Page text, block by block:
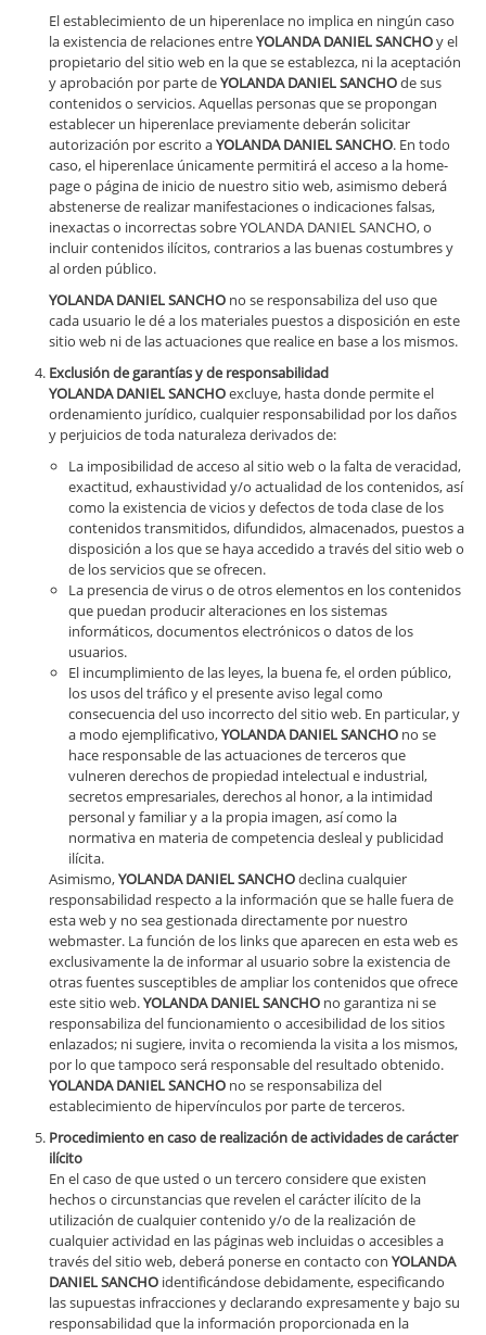
El establecimiento de un hiperenlace no implica en ningún caso
la existencia de relaciones entreYOLANDA DANIEL SANCHOy el
propietario del sitio web en la que se establezca, ni la aceptación
y aprobación por parte deYOLANDA DANIEL SANCHOde sus
contenidos o servicios. Aquellas personas que se propongan
establecer un hiperenlace previamente deberán solicitar
autorización por escrito aYOLANDA DANIEL SANCHO. En todo
caso, el hiperenlace únicamente permitirá el acceso a la home-
page o página de inicio de nuestro sitio web, asimismo deberá
abstenerse de realizar manifestaciones o indicaciones falsas,
inexactas o incorrectas sobre YOLANDA DANIEL SANCHO, o
incluir contenidos ilícitos, contrarios a las buenas costumbres y
al orden público.
YOLANDA DANIEL SANCHO no se responsabiliza del uso que
cada usuario le dé a los materiales puestos a disposición en este
sitio web ni de las actuaciones que realice en base a los mismos.
Exclusión de garantías y de responsabilidad
YOLANDA DANIEL SANCHOexcluye, hasta donde permite el
ordenamiento jurídico, cualquier responsabilidad por los daños
y perjuicios de toda naturaleza derivados de:
La imposibilidad de acceso al sitio web o la falta de veracidad,
exactitud, exhaustividad y/o actualidad de los contenidos, así
como la existencia de vicios y defectos de toda clase de los
contenidos transmitidos, difundidos, almacenados, puestos a
disposición a los que se haya accedido a través del sitio web o
de los servicios que se ofrecen.
La presencia de virus o de otros elementos en los contenidos
que puedan producir alteraciones en los sistemas
informáticos, documentos electrónicos o datos de los
usuarios.
El incumplimiento de las leyes, la buena fe, el orden público,
los usos del tráfico y el presente aviso legal como
consecuencia del uso incorrecto del sitio web. En particular, y
a modo ejemplificativo,YOLANDA DANIEL SANCHO no se
hace responsable de las actuaciones de terceros que
vulneren derechos de propiedad intelectual e industrial,
secretos empresariales, derechos al honor, a la intimidad
personal y familiar y a la propia imagen, así como la
normativa en materia de competencia desleal y publicidad
ilícita.
Asimismo,YOLANDA DANIEL SANCHOdeclina cualquier
responsabilidad respecto a la información que se halle fuera de
esta web y no sea gestionada directamente por nuestro
webmaster. La función de los links que aparecen en esta web es
exclusivamente la de informar al usuario sobre la existencia de
otras fuentes susceptibles de ampliar los contenidos que ofrece
este sitio web.YOLANDA DANIEL SANCHO no garantiza ni se
responsabiliza del funcionamiento o accesibilidad de los sitios
enlazados; ni sugiere, invita o recomienda la visita a los mismos,
por lo que tampoco será responsable del resultado obtenido.
YOLANDA DANIEL SANCHO no se responsabiliza del
establecimiento de hipervínculos por parte de terceros.
Procedimiento en caso de realización de actividades de carácter
ilícito
En el caso de que usted o un tercero considere que existen
hechos o circunstancias que revelen el carácter ilícito de la
utilización de cualquier contenido y/o de la realización de
cualquier actividad en las páginas web incluidas o accesibles a
través del sitio web, deberá ponerse en contacto con YOLANDA
DANIEL SANCHO identificándose debidamente, especificando
las supuestas infracciones y declarando expresamente y bajo su
responsabilidad que la información proporcionada en la